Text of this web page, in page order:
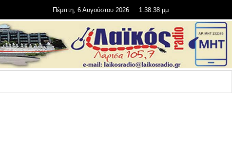
Πέμπτη, 6 Αυγούστου 2026 1:38:39 μμ